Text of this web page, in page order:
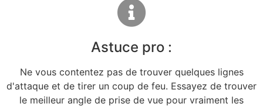
Astuce pro :
Ne vous contentez pas de trouver quelques lignes
d'attaque et de tirer un coup de feu. Essayez de trouver
le meilleur angle de prise de vue pour vraiment les